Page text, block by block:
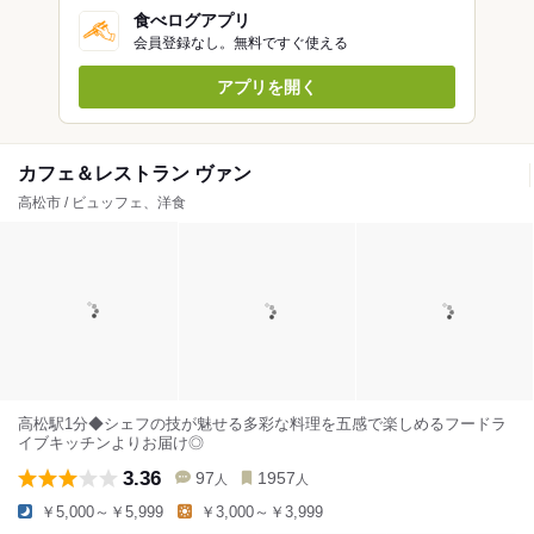
食べログアプリ
会員登録なし。無料ですぐ使える
アプリを開く
カフェ＆レストラン ヴァン
高松市 / ビュッフェ、洋食
高松駅1分◆シェフの技が魅せる多彩な料理を五感で楽しめるフードラ
イブキッチンよりお届け◎
3.36 97 人 1957 人
￥5,000～￥5,999 ￥3,000～￥3,999